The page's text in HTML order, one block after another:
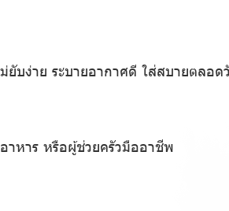
บง่าย ระบายอากาศดี ใส่สบายตลอด
าหาร หรือผู้ช่วยครัวมืออาชีพ